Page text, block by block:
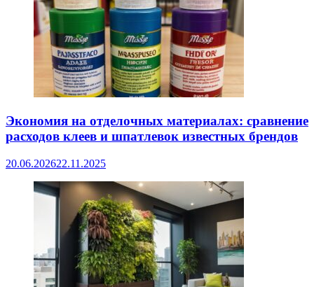
Экономия на отделочных материалах: сравнение
расходов клеев и шпатлевок известных брендов
20.06.202622.11.2025